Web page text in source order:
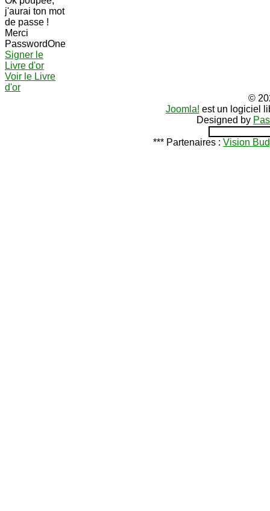
j'aurai ton mot
de passe !
Merci
PasswordOne
Signer le
Livre d'or
Voir le Livre
d'or
©
Joomla! est un logiciel
Designed by
*** Partenaires : Vision